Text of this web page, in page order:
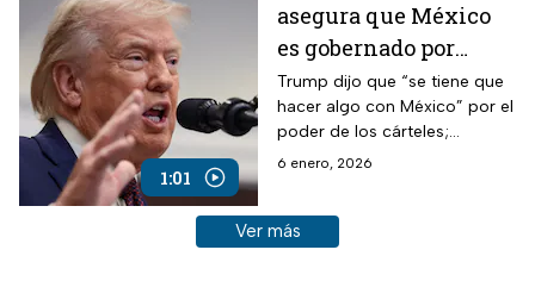
1:01
asegura que México
es gobernado por
narcotraficantes
Trump dijo que “se tiene que
hacer algo con México” por el
poder de los cárteles;
Gobierno Federal respondió
6 enero, 2026
Ver más historias sobre este tema
Ver más